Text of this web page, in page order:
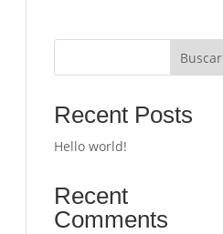
Buscar
Recent Posts
Hello world!
Recent
Comments